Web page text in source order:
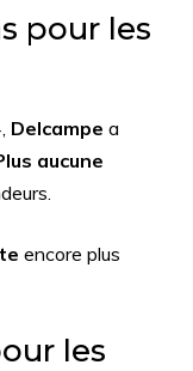
pour les
Delcampe a
aucune
encore plus
les